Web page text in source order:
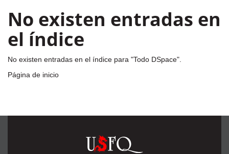
No existen entradas en
el índice
No existen entradas en el índice para "Todo DSpace".
Página de inicio